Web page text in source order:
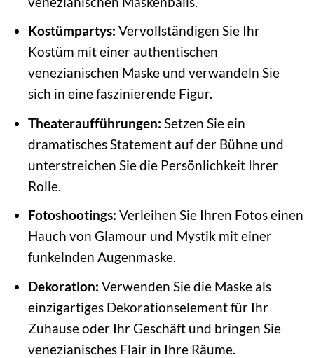
Kostümpartys: Vervollständigen Sie Ihr
Kostüm mit einer authentischen
venezianischen Maske und verwandeln Sie
sich in eine faszinierende Figur.
Theateraufführungen: Setzen Sie ein
dramatisches Statement auf der Bühne und
unterstreichen Sie die Persönlichkeit Ihrer
Rolle.
Fotoshootings: Verleihen Sie Ihren Fotos einen
Hauch von Glamour und Mystik mit einer
funkelnden Augenmaske.
Dekoration: Verwenden Sie die Maske als
einzigartiges Dekorationselement für Ihr
Zuhause oder Ihr Geschäft und bringen Sie
venezianisches Flair in Ihre Räume.